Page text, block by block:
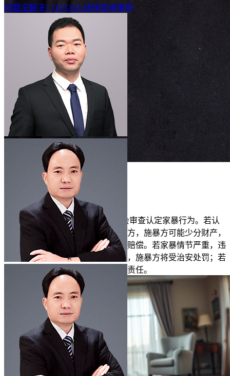
杨红梅律师
平台保障
评分5.0分服务：3011人
专家导读家暴导致离婚时，法院会审查认定家暴行为。若认
定有家暴，财产分割会倾向无过错方，施暴方可能少分财产，
无过错方有权要求物质与精神损害赔偿。若家暴情节严重，违
反治安管理，法院会移送公安机关，施暴方将受治安处罚；若
家暴构成犯罪，法院将追究其刑事责任。
问题没解决? 125324人选择咨询律师